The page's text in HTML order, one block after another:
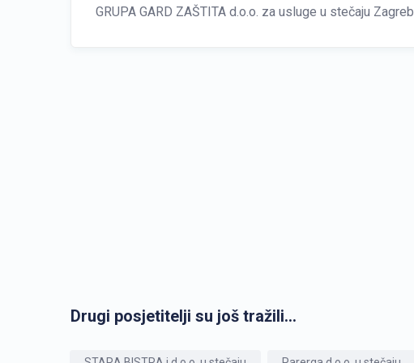
GRUPA GARD ZAŠTITA d.o.o. za usluge u stečaju Zagreb
Drugi posjetitelji su još tražili...